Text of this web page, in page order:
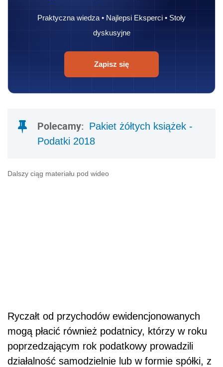
Praktyczna wiedza • Najlepsi Eksperci • Stoły
dyskusyjne
Zapisz się
Polecamy: Pakiet żółtych książek -
Podatki 2018
Dalszy ciąg materiału pod wideo
Ryczałt od przychodów ewidencjonowanych
mogą płacić również podatnicy, którzy w roku
poprzedzającym rok podatkowy prowadzili
działalność samodzielnie lub w formie spółki, z